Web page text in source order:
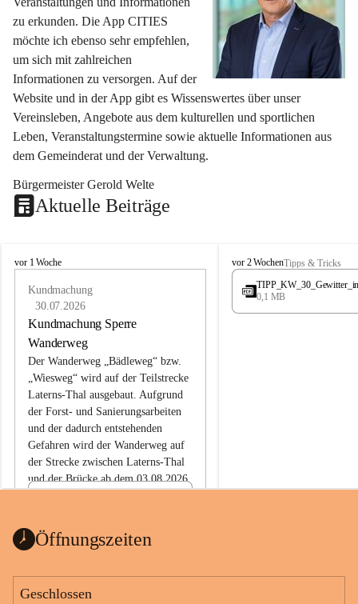
zu erkunden. Die App CITIES
möchte ich ebenso sehr empfehlen,
um sich mit zahlreichen
Informationen zu versorgen. Auf der
Website und in der App gibt es Wissenswertes über unser
Vereinsleben, Angebote aus dem kulturellen und sportlichen
Leben, Veranstaltungstermine sowie aktuelle Informationen aus
dem Gemeinderat und der Verwaltung.
Bürgermeister Gerold Welte
Aktuelle Beiträge
L
vor 1 Woche
Kundmachung
30.07.2026
Kundmachung Sperre
Wanderweg
Der Wanderweg „Bädleweg“ bzw.
„Wiesweg“ wird auf der Teilstrecke
Laterns-Thal ausgebaut. Aufgrund
der Forst- und Sanierungsarbeiten
und der dadurch entstehenden
Gefahren wird der Wanderweg auf
der Strecke zwischen Laterns-Thal
und der Brücke ab dem 03.08.2026
ht
1 Seite•0,1 MB
L
a
e
vor 2 WochenTipps & Tricks
0,1 MB
Öffnungszeiten
Geschlossen